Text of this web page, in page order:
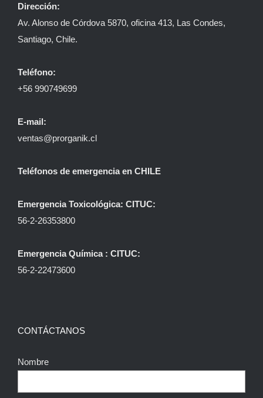
Dirección:
Av. Alonso de Córdova 5870, oficina 413, Las Condes,
Santiago, Chile.
Teléfono:
+56 990749699
E-mail:
ventas@prorganik.cl
Teléfonos de emergencia en CHILE
Emergencia Toxicológica: CITUC:
56-2-26353800
Emergencia Química : CITUC:
56-2-22473600
CONTÁCTANOS
Nombre